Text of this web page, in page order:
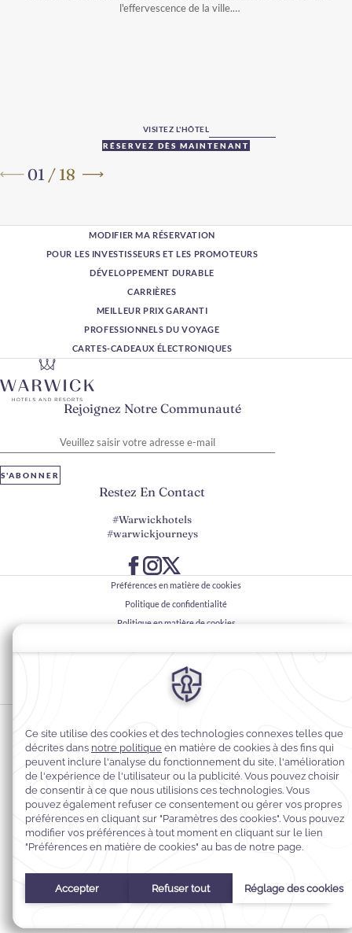
l'effervescence de la ville.
VISITEZ L'HÔTEL
RÉSERVEZ DÈS MAINTENANT
01 / 18
MODIFIER MA RÉSERVATION
POUR LES INVESTISSEURS ET LES PROMOTEURS
DÉVELOPPEMENT DURABLE
CARRIÈRES
MEILLEUR PRIX GARANTI
PROFESSIONNELS DU VOYAGE
CARTES-CADEAUX ÉLECTRONIQUES
Rejoignez Notre Communauté
S'ABONNER
Restez En Contact
#Warwickhotels
#warwickjourneys
Préférences en matière de cookies
Politique de confidentialité
Politique en matière de cookies
Conditions générales
© 2026 Warwick Hotels & Resorts, Tous droits réservés